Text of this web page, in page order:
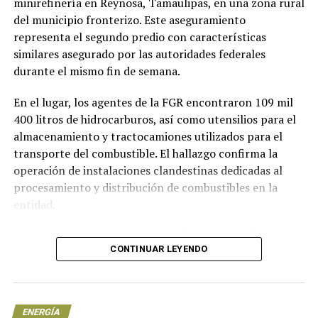
Sin embargo, la inversión en renovables en mercados
emergentes ha menguado debido a la crisis sanitaria;
por lo que el proceso de descarbonización podría
reporte.
En tanto, en 2019 la energía solar se convirtió en la
tecnología favorita en un tercio de las naciones del
mundo; debido a su bajo costo.
Con información de Energía Hoy
Piden a CFE modernizarse con energía eólica
del municipio fronterizo. Este aseguramiento
representa el segundo predio con características
similares asegurado por las autoridades federales
durante el mismo fin de semana.
En el lugar, los agentes de la FGR encontraron 109 mil
400 litros de hidrocarburos, así como utensilios para el
almacenamiento y tractocamiones utilizados para el
transporte del combustible. El hallazgo confirma la
operación de instalaciones clandestinas dedicadas al
procesamiento y distribución de combustibles en la
entidad.
De acuerdo con información publicada por el diario
Reforma, en el predio asegurado se localizaron tres
recipientes son similares a los utilizados en
instalaciones de refinación autorizadas, aunque las
CONTINUAR LEYENDO
ENERGÍA